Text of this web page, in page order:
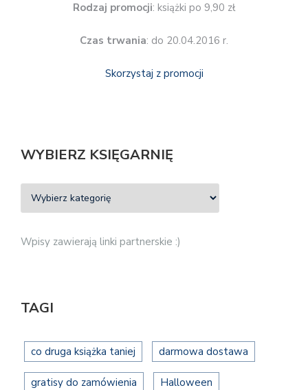
Rodzaj promocji: książki po 9,90 zł
Czas trwania: do 20.04.2016 r.
Skorzystaj z promocji
WYBIERZ KSIĘGARNIĘ
Wpisy zawierają linki partnerskie :)
TAGI
co druga książka taniej darmowa dostawa
gratisy do zamówienia Halloween